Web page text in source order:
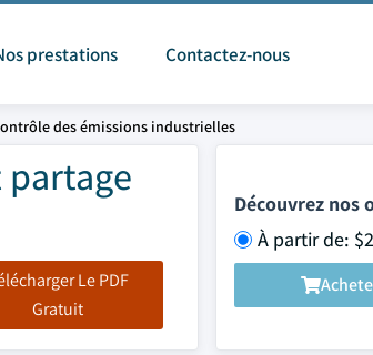
prestations Contactez-nous
des émissions industrielles
Le PDF
Gratuit
Découvrez nos
À partir de: